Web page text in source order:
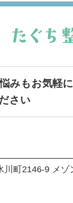
みもお気軽に
さい
川町2146-9 メゾ